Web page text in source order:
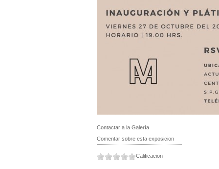
Contactar a la Galería
Comentar sobre esta exposicion
Calificacion